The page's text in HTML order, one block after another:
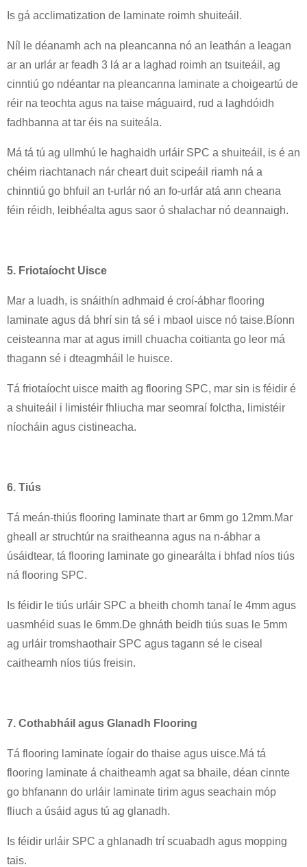
Is gá acclimatization de laminate roimh shuiteáil.
Níl le déanamh ach na pleancanna nó an leathán a leagan
ar an urlár ar feadh 3 lá ar a laghad roimh an tsuiteáil, ag
cinntiú go ndéantar na pleancanna laminate a choigeartú de
réir na teochta agus na taise máguaird, rud a laghdóidh
fadhbanna at tar éis na suiteála.
Má tá tú ag ullmhú le haghaidh urláir SPC a shuiteáil, is é an
chéim riachtanach nár cheart duit scipeáil riamh ná a
chinntiú go bhfuil an t-urlár nó an fo-urlár atá ann cheana
féin réidh, leibhéalta agus saor ó shalachar nó deannaigh.
5. Friotaíocht Uisce
Mar a luadh, is snáithín adhmaid é croí-ábhar flooring
laminate agus dá bhrí sin tá sé i mbaol uisce nó taise.Bíonn
ceisteanna mar at agus imill chuacha coitianta go leor má
thagann sé i dteagmháil le huisce.
Tá friotaíocht uisce maith ag flooring SPC, mar sin is féidir é
a shuiteáil i limistéir fhliucha mar seomraí folctha, limistéir
níocháin agus cistineacha.
6. Tiús
Tá meán-thiús flooring laminate thart ar 6mm go 12mm.Mar
gheall ar struchtúr na sraitheanna agus na n-ábhar a
úsáidtear, tá flooring laminate go ginearálta i bhfad níos tiús
ná flooring SPC.
Is féidir le tiús urláir SPC a bheith chomh tanaí le 4mm agus
uasmhéid suas le 6mm.De ghnáth beidh tiús suas le 5mm
ag urláir tromshaothair SPC agus tagann sé le ciseal
caitheamh níos tiús freisin.
7. Cothabháil agus Glanadh Flooring
Tá flooring laminate íogair do thaise agus uisce.Má tá
flooring laminate á chaitheamh agat sa bhaile, déan cinnte
go bhfanann do urláir laminate tirim agus seachain móp
fliuch a úsáid agus tú ag glanadh.
Is féidir urláir SPC a ghlanadh trí scuabadh agus mopping
tais.